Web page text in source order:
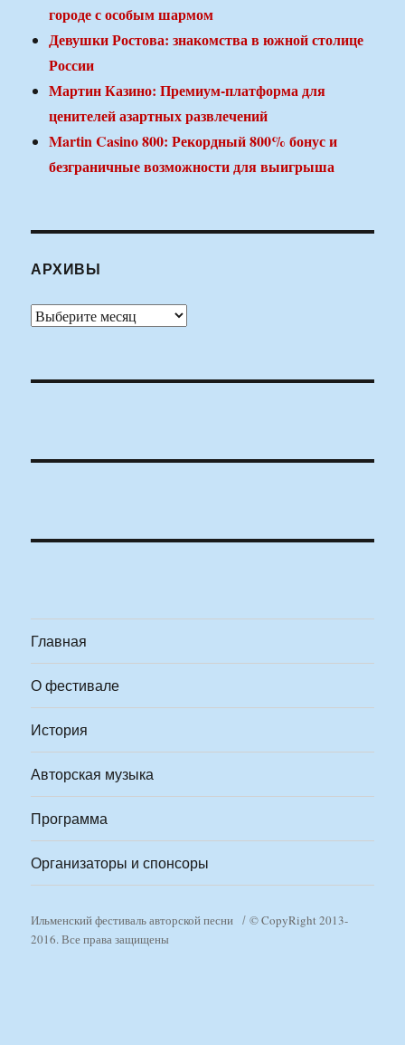
городе с особым шармом
Девушки Ростова: знакомства в южной столице
России
Мартин Казино: Премиум-платформа для
ценителей азартных развлечений
Martin Casino 800: Рекордный 800% бонус и
безграничные возможности для выигрыша
АРХИВЫ
Архивы
Главная
О фестивале
История
Авторская музыка
Программа
Организаторы и спонсоры
Ильменский фестиваль авторской песни
© CopyRight 2013-
2016. Все права защищены